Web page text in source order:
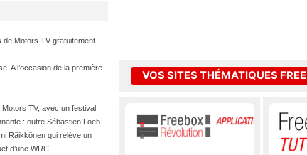
Motors TV gratuitement.
A l’occasion de la première
TV, avec un festival
: outre Sébastien Loeb
Räikkönen qui relève un
d’une WRC…
VOS SITES THÉMATIQUES FREE